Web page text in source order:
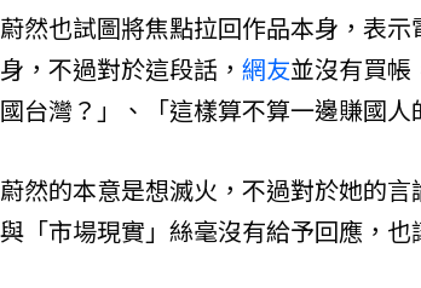
然也試圖將焦點拉回作品本身，表
，不過對於這段話， 網友並沒有買
台灣？」、「這樣算不算一邊賺國人
然的本意是想滅火，不過對於她的
「市場現實」絲毫沒有給予回應，也